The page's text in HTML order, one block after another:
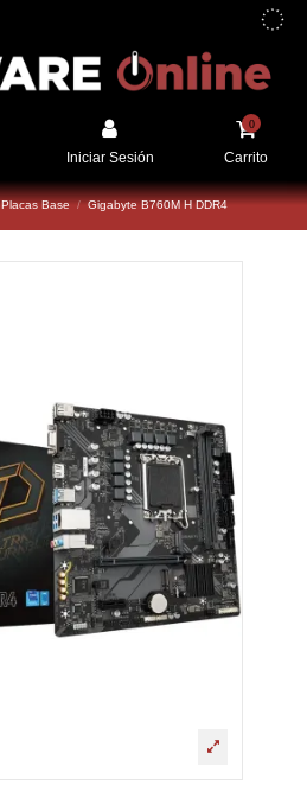
Iniciar Sesión
0
Carrito
Placas Base Gigabyte B760M H DDR4